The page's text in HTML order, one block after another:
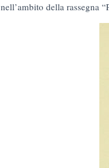
nell’ambito della rassegna